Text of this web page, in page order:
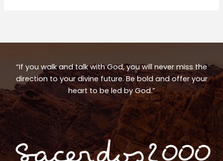
“If you walk and talk with God, you will never miss the
direction to your divine future. Be bold and offer your
heart to be led by God.”